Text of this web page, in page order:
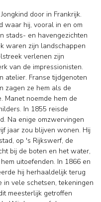
door in Frankrijk.
waar hij, vooral in en om
stads- en havengezichten
waren zijn landschappen
van de impressionisten.
atelier. Franse tijdgenoten
zagen ze hem als de
Manet noemde hem de
reisde
Na enige omzwervingen
jaar zou blijven wonen. Hij
op 's Rijkswerf, de
bij de boten en het water,
uitoefenden. In 1866 en
in vele schetsen, tekeningen
meesterlijk getroffen